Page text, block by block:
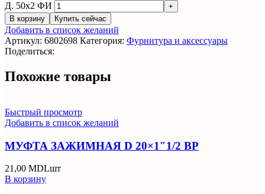
Д. 50х2 ФИ
В корзину Купить сейчас
Добавить в список желаний
Артикул: 6802698 Категория: Фурнитура и аксессуары
Поделиться:
Похожие товары
Быстрый просмотр
Добавить в список желаний
МУФТА ЗАЖИМНАЯ D 20×1″1/2 ВР
21,00 MDLшт
В корзину